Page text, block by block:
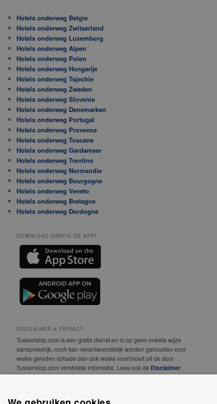
Hotels onderweg Belgie
Hotels onderweg Zwitserland
Hotels onderweg Luxemburg
Hotels onderweg Alpen
Hotels onderweg Polen
Hotels onderweg Hongarije
Hotels onderweg Tsjechie
Hotels onderweg Zweden
Hotels onderweg Slovenie
Hotels onderweg Denemarken
Hotels onderweg Portugal
Hotels onderweg Provence
Hotels onderweg Toscane
Hotels onderweg Gardameer
Hotels onderweg Trentino
Hotels onderweg Normandie
Hotels onderweg Bourgogne
Hotels onderweg Veneto
Hotels onderweg Bretagne
Hotels onderweg Dordogne
DOWNLOAD GRATIS DE APP!
DISCLAIMER & PRIVACY
Tussenstop.com is een gratis dienst en is op geen enkele wijze
aansprakelijk, noch kan verantwoordelijk worden gehouden voor
welke geleden schade dan ook welke voortvloeit uit de door
Tussenstop.com verstrekte informatie. Lees ook de Disclaimer